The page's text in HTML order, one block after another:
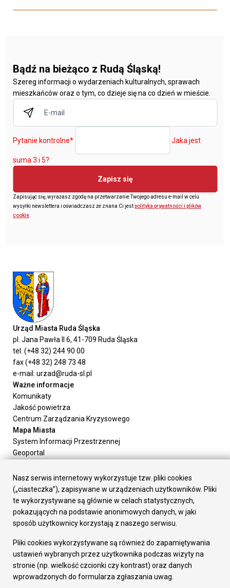
Bądź na bieżąco z Rudą Śląską!
Szereg informacji o wydarzeniach kulturalnych, sprawach
mieszkańców oraz o tym, co dzieje się na co dzień w mieście.
Pytanie kontrolne* Jaka jest
suma 3 i 5?
Zapisz się
Zapisując się, wyrażasz zgodę na przetwarzanie Twojego adresu e-mail w celu
wysyłki newslettera i oświadczasz że znana Ci jestpolityka prywatności i plików
cookie
Urząd Miasta Ruda Śląska
pl. Jana Pawła II 6, 41-709 Ruda Śląska
tel. (+48 32) 244 90 00
fax (+48 32) 248 73 48
e-mail: urzad@ruda-sl.pl
Ważne informacje
Komunikaty
Jakość powietrza
Centrum Zarządzania Kryzysowego
Mapa Miasta
System Informacji Przestrzennej
Geoportal
Załatw sprawę
Prezydent Miasta
Rada Miasta
Wydziały
Elektroniczna Skrzynka Podawcza
Gospodarka
Fundusze europejskie
Środki krajowe
Oferty inwestycyjne
Nasz serwis internetowy wykorzystuje tzw. pliki cookies
(„ciasteczka”), zapisywane w urządzeniach użytkowników. Pliki
te wykorzystywane są głównie w celach statystycznych,
pokazujących na podstawie anonimowych danych, w jaki
sposób użytkownicy korzystają z naszego serwisu.
Pliki cookies wykorzystywane są również do zapamiętywania
ustawień wybranych przez użytkownika podczas wizyty na
stronie (np. wielkość czcionki czy kontrast) oraz danych
wprowadzonych do formularza zgłaszania uwag.